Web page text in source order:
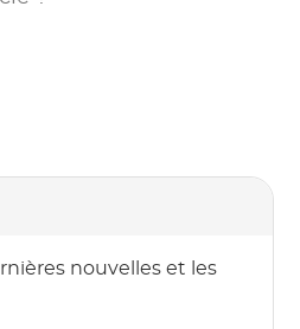
nouvelles et les